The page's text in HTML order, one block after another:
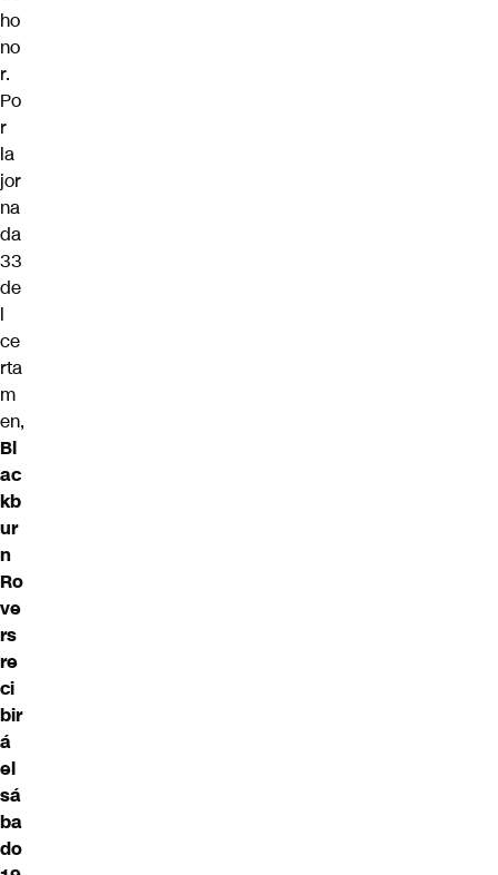
ho
no
r.
Po
r
la
jor
na
da
33
de
l
ce
rta
m
en,
Bl
ac
kb
ur
n
Ro
ve
rs
re
ci
bir
á
el
sá
ba
do